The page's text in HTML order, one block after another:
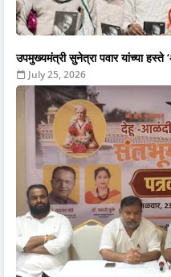
उपमुख्यमंत्री सुनेत्रा पवार यांच्या हस्ते
July 25, 2026